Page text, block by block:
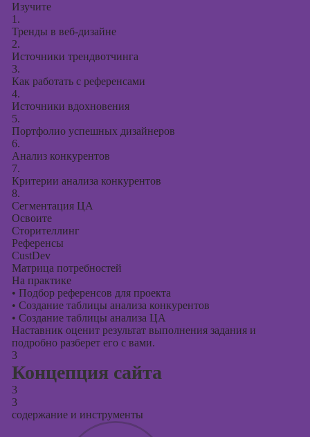
Изучите
1.
Тренды в веб-дизайне
2.
Источники трендвотчинга
3.
Как работать с референсами
4.
Источники вдохновения
5.
Портфолио успешных дизайнеров
6.
Анализ конкурентов
7.
Критерии анализа конкурентов
8.
Сегментация ЦА
Освоите
Сторителлинг
Референсы
CustDev
Матрица потребностей
На практике
• Подбор референсов для проекта
• Создание таблицы анализа конкурентов
• Создание таблицы анализа ЦА
Наставник оценит результат выполнения задания и
подробно разберет его с вами.
3
Концепция сайта
3
3
содержание и инструменты